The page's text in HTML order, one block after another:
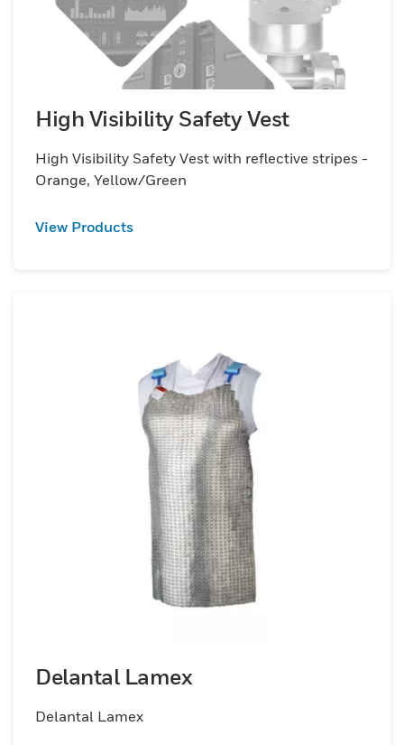
High Visibility Safety Vest
High Visibility Safety Vest with reflective stripes -
Orange, Yellow/Green
View Products
Delantal Lamex
Delantal Lamex